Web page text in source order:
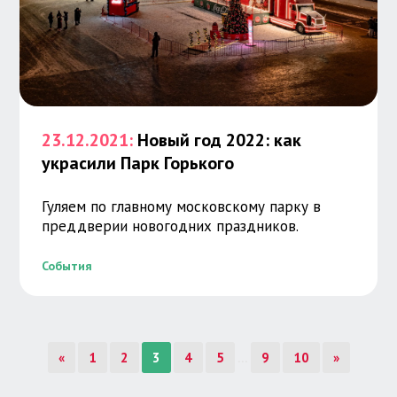
23.12.2021: Новый год 2022: как
украсили Парк Горького
Гуляем по главному московскому парку в
преддверии новогодних праздников.
События
« 1 2 3 4 5 9 10 »